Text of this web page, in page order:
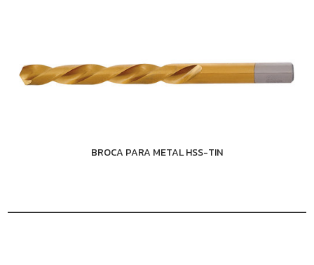
BROCA PARA METAL HSS-TIN